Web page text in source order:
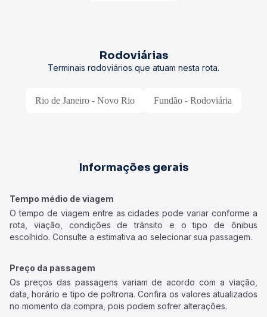
Rodoviárias
Terminais rodoviários que atuam nesta rota.
Rio de Janeiro - Novo Rio Fundão - Rodoviária
Informações gerais
Tempo médio de viagem
O tempo de viagem entre as cidades pode variar conforme a
rota, viação, condições de trânsito e o tipo de ônibus
escolhido. Consulte a estimativa ao selecionar sua passagem.
Preço da passagem
Os preços das passagens variam de acordo com a viação,
data, horário e tipo de poltrona. Confira os valores atualizados
no momento da compra, pois podem sofrer alterações.